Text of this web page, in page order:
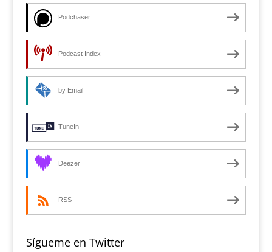
Podchaser
Podcast Index
by Email
TuneIn
Deezer
RSS
Sígueme en Twitter